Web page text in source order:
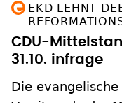
EKD LEHNT
CDU-
31.10. infrage
Die